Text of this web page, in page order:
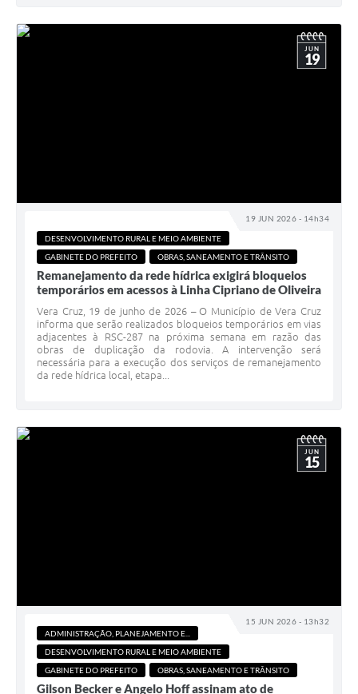
19 JUN 2026 - 14h34
JUN
19
DESENVOLVIMENTO RURAL E MEIO AMBIENTE
GABINETE DO PREFEITO
OBRAS, SANEAMENTO E TRÂNSITO
Remanejamento da rede hídrica exigirá bloqueios
temporários em acessos à Linha Cipriano de Oliveira
Vera Cruz, 19 de junho de 2026 – O Município de Vera Cruz
informa que serão realizados bloqueios temporários em vias
adjacentes à RSC-287 na próxima semana em razão das
obras de duplicação da rodovia. A intervenção será
necessária para a execução dos serviços de remanejamento
da rede hídrica local, etapa...
15 JUN 2026 - 13h32
JUN
15
ADMINISTRAÇÃO, PLANEJAMENTO E...
DESENVOLVIMENTO RURAL E MEIO AMBIENTE
GABINETE DO PREFEITO
OBRAS, SANEAMENTO E TRÂNSITO
Gilson Becker e Angelo Hoff assinam ato de